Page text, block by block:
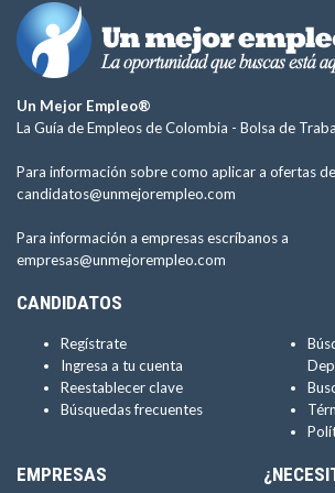
Un Mejor Empleo®
La Guía de Empleos de Colombia - Bolsa de
Para información sobre como aplicar a ofertas
candidatos@unmejorempleo.com
Para información a empresas escríbanos a
empresas@unmejorempleo.com
CANDIDATOS
Regístrate
Ingresa a tu cuenta
Reestablecer clave
Búsquedas frecuentes
EMPRESAS